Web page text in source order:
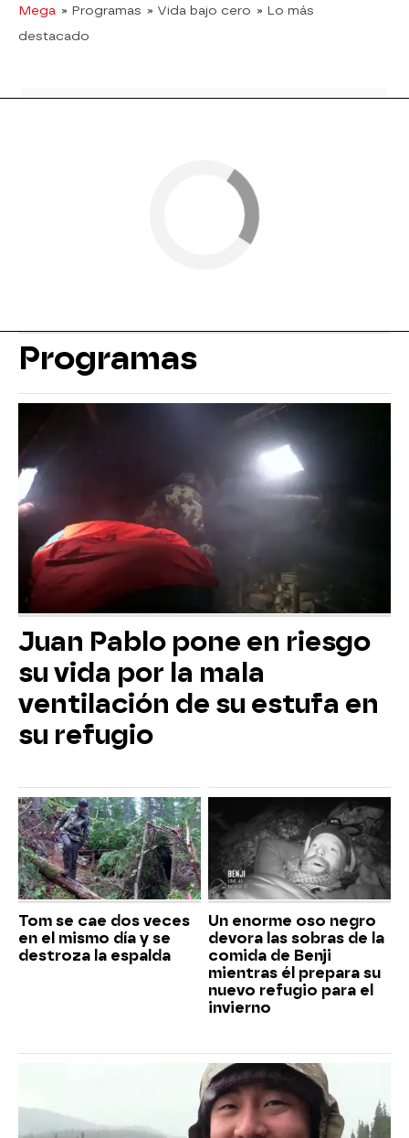
Mega » Programas » Vida bajo cero » Lo más
destacado
Programas
Juan Pablo pone en riesgo
su vida por la mala
ventilación de su estufa en
su refugio
Tom se cae dos veces
en el mismo día y se
destroza la espalda
Un enorme oso negro
devora las sobras de la
comida de Benji
mientras él prepara su
nuevo refugio para el
invierno